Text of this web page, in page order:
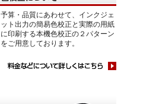
予算・品質にあわせて、インクジェ
ット出力の簡易色校正と実際の用紙
に印刷する本機色校正の２パターン
をご用意しております。